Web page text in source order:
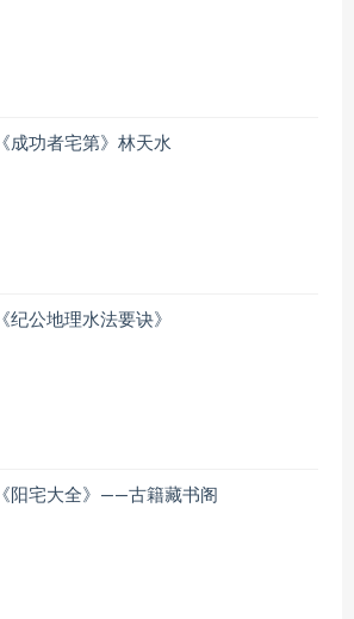
《成功者宅第》林天水
《纪公地理水法要诀》
《阳宅大全》——古籍藏书阁